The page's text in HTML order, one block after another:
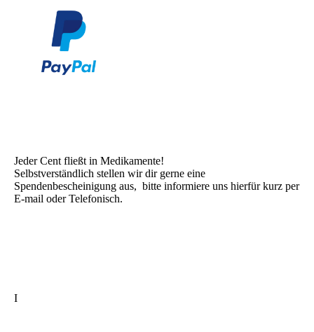
Jeder Cent fließt in Medikamente!
Selbstverständlich stellen wir dir gerne eine
Spendenbescheinigung aus, bitte informiere uns hierfür kurz per
E-mail oder Telefonisch.
I